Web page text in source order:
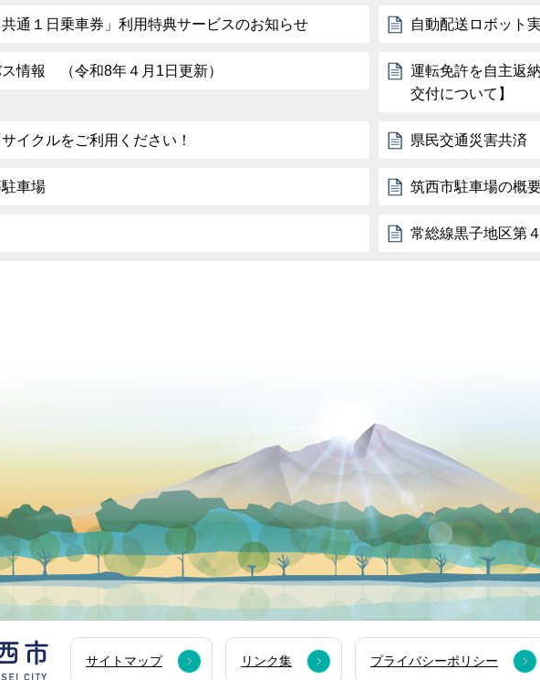
共通１日乗車券」利用特典サービスのお知らせ 自動配送ロボット
情報 （令和8年４月1日更新）
運転免許を自主返
交付について】
イクルをご利用ください！ 県民交通災害共済
車場 筑西市駐車場の概
常総線黒子地区第
サイトマップ リンク集 プライバシーポリシー